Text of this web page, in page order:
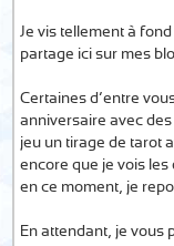
Je vis tellement à
partage ici sur mes
Certaines d’entre
anniversaire avec des
jeu un tirage de tarot
encore que je vois
en ce moment, je
En attendant, je vous